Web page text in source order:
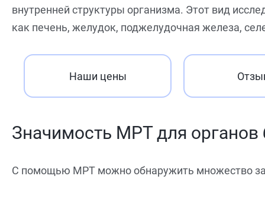
внутренней структуры организма. Этот вид
как печень, желудок, поджелудочная железа,
Наши цены
Значимость МРТ для
С помощью МРТ можно обнаружить множество